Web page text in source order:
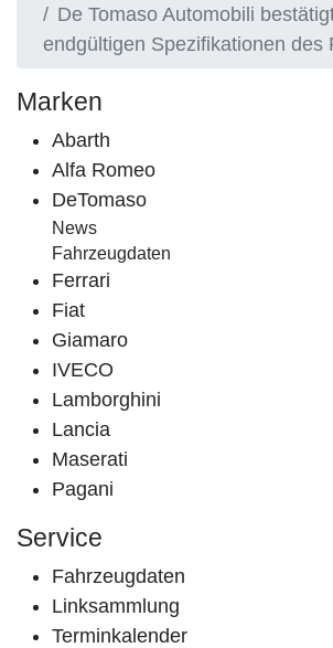
De Tomaso Automobili
endgültigen Spezifikationen des
Marken
Abarth
Alfa Romeo
DeTomaso
News
Fahrzeugdaten
Ferrari
Fiat
Giamaro
IVECO
Lamborghini
Lancia
Maserati
Pagani
Service
Fahrzeugdaten
Linksammlung
Terminkalender